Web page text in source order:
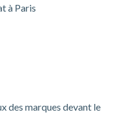
à Paris
des marques devant le